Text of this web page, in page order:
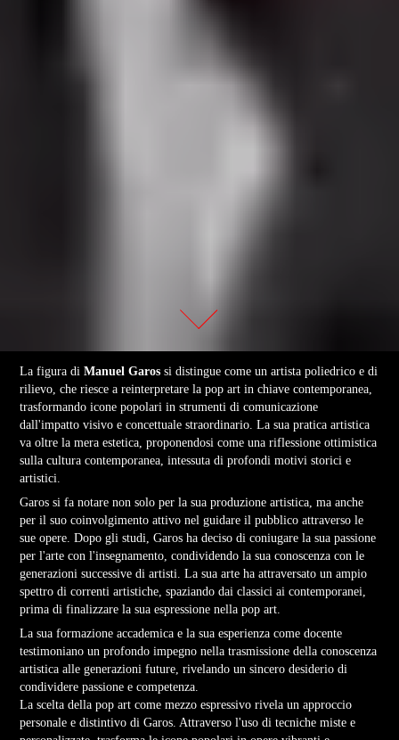
La figura diManuel Garos si distingue come un artista poliedrico e di
rilievo, che riesce a reinterpretare la pop art in chiave contemporanea,
trasformando icone popolari in strumenti di comunicazione
dall'impatto visivo e concettuale straordinario. La sua pratica artistica
va oltre la mera estetica, proponendosi come una riflessione ottimistica
sulla cultura contemporanea, intessuta di profondi motivi storici e
artistici.
Garos si fa notare non solo per la sua produzione artistica, ma anche
per il suo coinvolgimento attivo nel guidare il pubblico attraverso le
sue opere. Dopo gli studi, Garos ha deciso di coniugare la sua passione
per l'arte con l'insegnamento, condividendo la sua conoscenza con le
generazioni successive di artisti. La sua arte ha attraversato un ampio
spettro di correnti artistiche, spaziando dai classici ai contemporanei,
prima di finalizzare la sua espressione nella pop art.
La sua formazione accademica e la sua esperienza come docente
testimoniano un profondo impegno nella trasmissione della conoscenza
artistica alle generazioni future, rivelando un sincero desiderio di
condividere passione e competenza.
La scelta della pop art come mezzo espressivo rivela un approccio
personale e distintivo di Garos. Attraverso l'uso di tecniche miste e